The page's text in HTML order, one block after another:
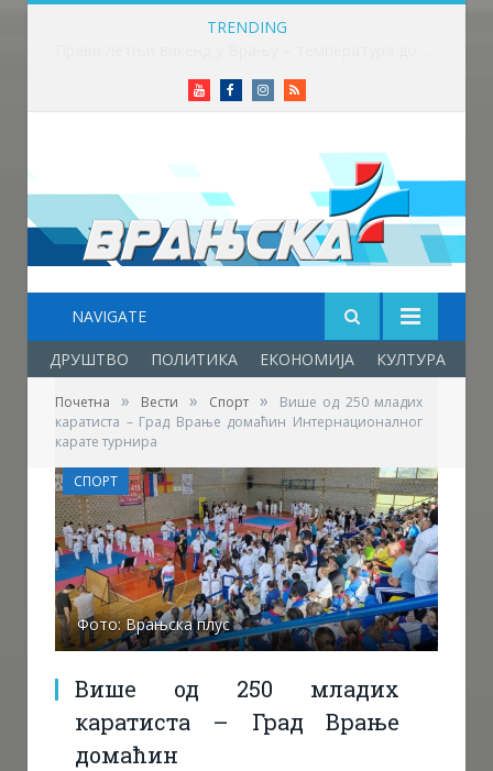
TRENDING
YoutubeFacebookInstagram
RSS
NAVIGATE
ДРУШТВО ПОЛИТИКА ЕКОНОМИЈА КУЛТУРА
Почетна » Вести » Спорт »
Више од 250 младих
каратиста – Град Врање домаћин Интернационалног
карате турнира
Фото: Врањска плус
Више од 250 младих
каратиста – Град Врање
домаћин
СПОРТ